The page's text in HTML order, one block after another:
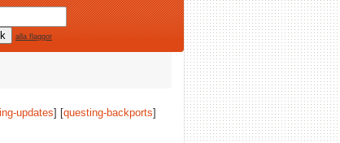
alla flaggor
updates] [questing-backports]